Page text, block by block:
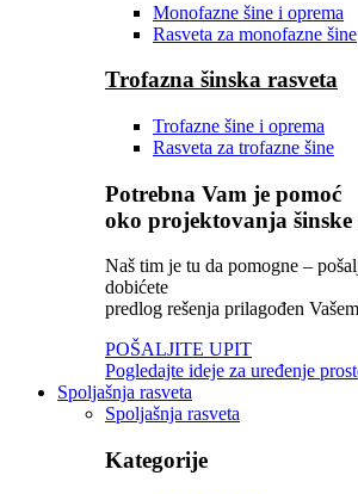
Monofazne šine i oprema
Rasveta za monofazne šine
Trofazna šinska rasveta
Trofazne šine i oprema
Rasveta za trofazne šine
Potrebna Vam je pomoć
oko projektovanja šinske
Naš tim je tu da pomogne –
dobićete
predlog rešenja prilagođen
POŠALJITE UPIT
Pogledajte ideje za uređenje
Spoljašnja rasveta
Spoljašnja rasveta
Kategorije